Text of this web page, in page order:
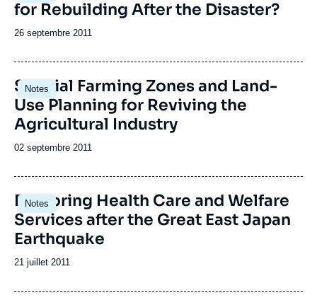
for Rebuilding After the Disaster?
Date
publication
26 septembre 2011
Notes
Special Farming Zones and Land-
Use Planning for Reviving the
Agricultural Industry
Date
publication
02 septembre 2011
Notes
Restoring Health Care and Welfare
Services after the Great East Japan
Earthquake
Date
publication
21 juillet 2011